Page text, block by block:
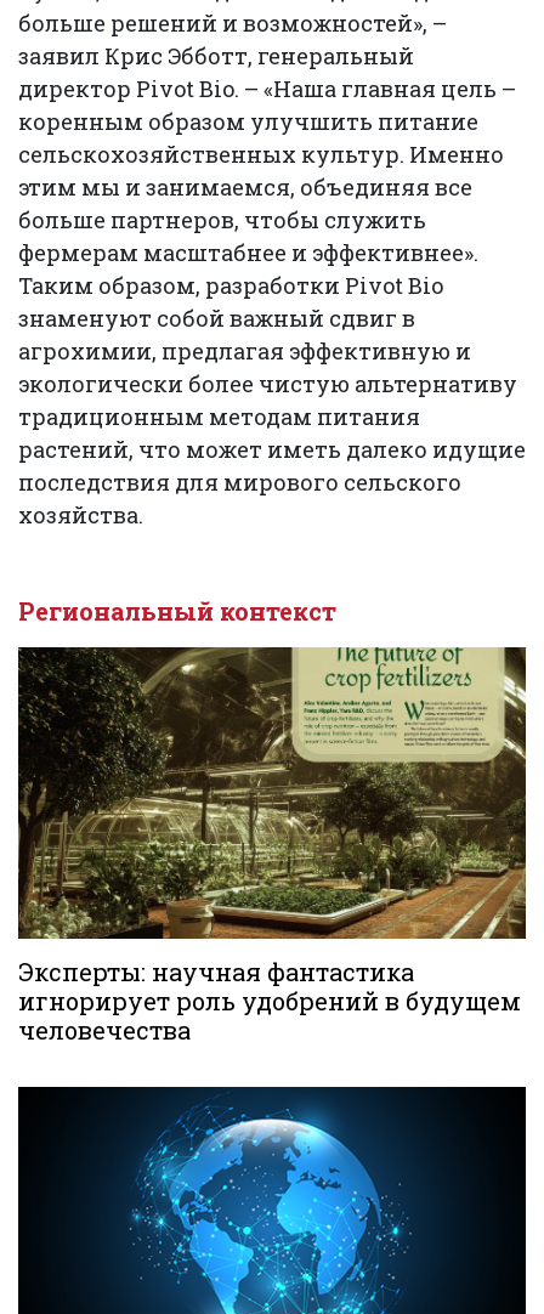
больше решений и возможностей», –
заявил Крис Эбботт, генеральный
директор Pivot Bio. – «Наша главная цель –
коренным образом улучшить питание
сельскохозяйственных культур. Именно
этим мы и занимаемся, объединяя все
больше партнеров, чтобы служить
фермерам масштабнее и эффективнее».
Таким образом, разработки Pivot Bio
знаменуют собой важный сдвиг в
агрохимии, предлагая эффективную и
экологически более чистую альтернативу
традиционным методам питания
растений, что может иметь далеко идущие
последствия для мирового сельского
хозяйства.
Региональный контекст
Эксперты: научная фантастика
игнорирует роль удобрений в будущем
человечества